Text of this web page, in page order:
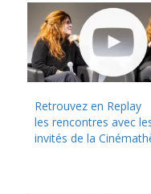
Retrouvez en Replay
les rencontres avec
invités de la